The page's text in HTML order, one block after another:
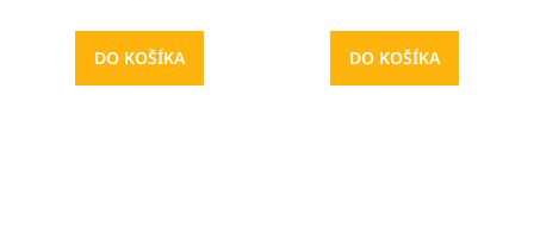
DO KOŠÍKA DO KOŠÍKA